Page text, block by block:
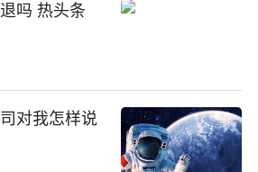
吗 热头条
对我怎样说